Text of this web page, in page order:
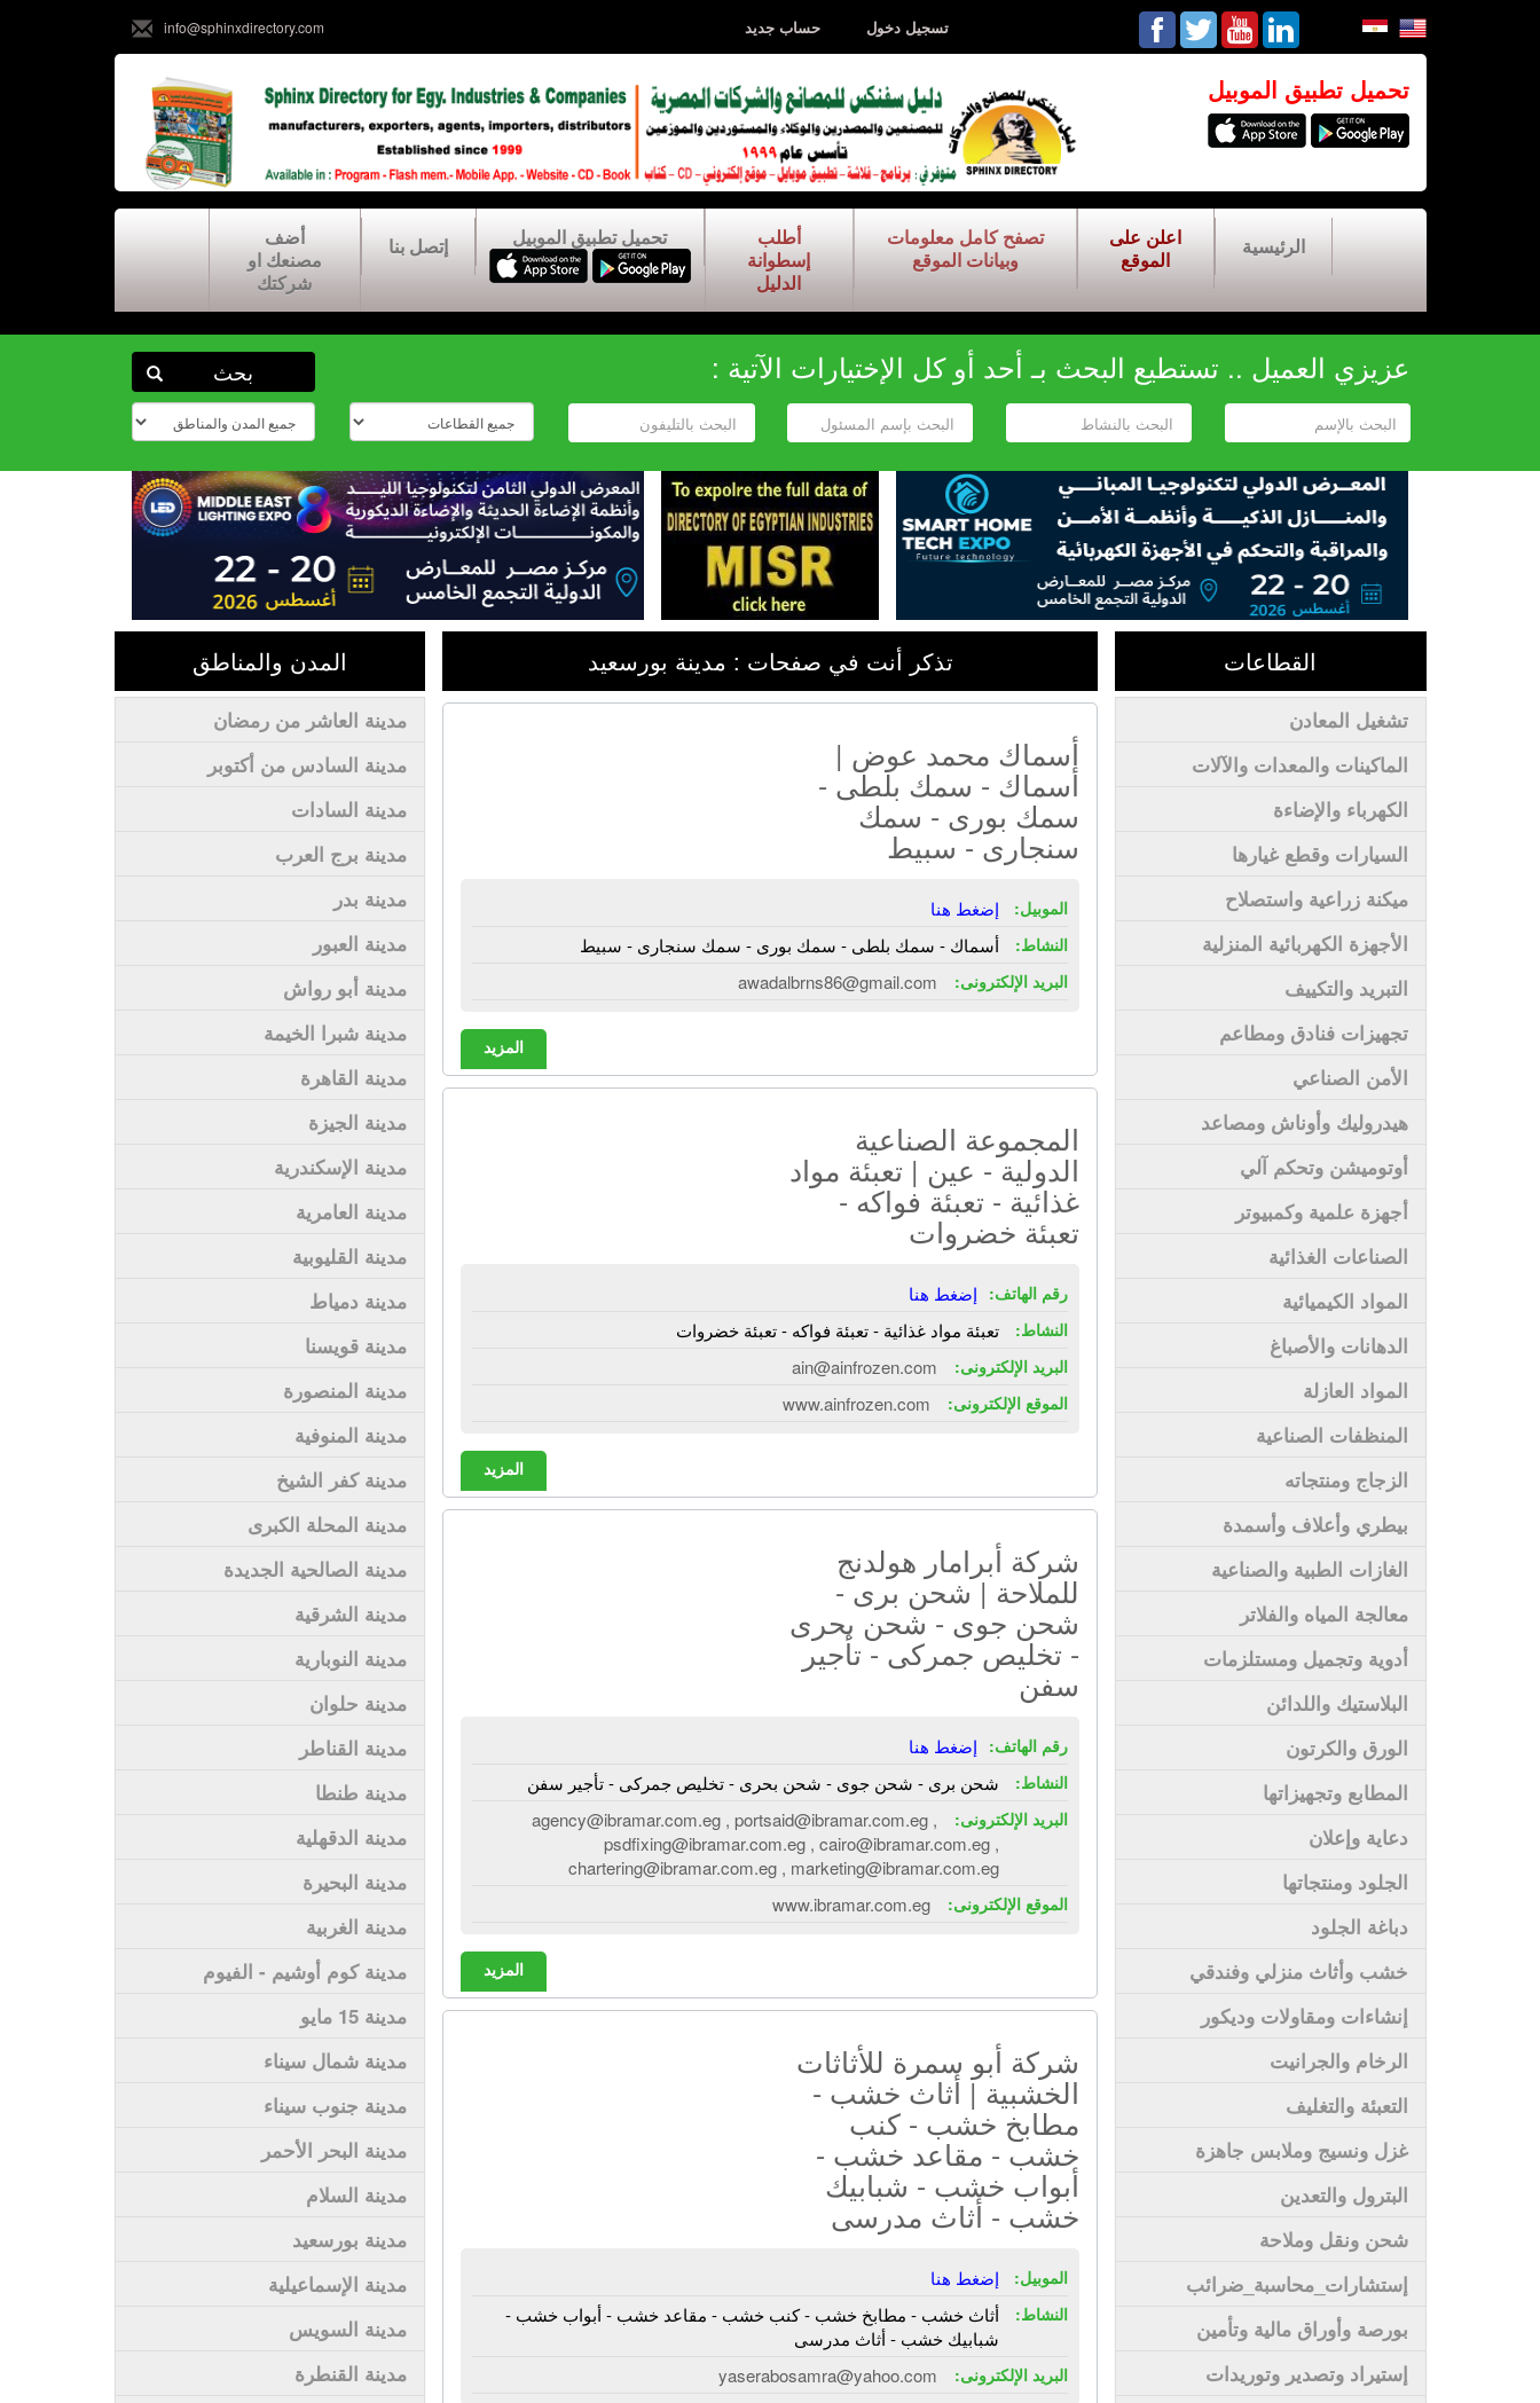
تسجيل دخول حساب جديد info@sphinxdirectory.com
تحميل تطبيق الموبيل
الرئيسية
اعلن على
الموقع
تصفح كامل معلومات
وبيانات الموقع
أطلب
إسطوانة
الدليل
تحميل تطبيق الموبيل إتصل بنا
أضف
مصنعك او
شركتك
عزيزي العميل .. تستطيع البحث بـ أحد أو كل الإختيارات الآتية :
القطاعات
تشغيل المعادن
الماكينات والمعدات والآلات
الكهرباء والإضاءة
السيارات وقطع غيارها
ميكنة زراعية واستصلاح
الأجهزة الكهربائية المنزلية
التبريد والتكييف
تجهيزات فنادق ومطاعم
الأمن الصناعي
هيدروليك وأوناش ومصاعد
أوتوميشن وتحكم آلي
أجهزة علمية وكمبيوتر
الصناعات الغذائية
المواد الكيميائية
الدهانات والأصباغ
المواد العازلة
المنظفات الصناعية
الزجاج ومنتجاته
بيطري وأعلاف وأسمدة
الغازات الطبية والصناعية
معالجة المياه والفلاتر
أدوية وتجميل ومستلزمات
البلاستيك واللدائن
الورق والكرتون
المطابع وتجهيزاتها
دعاية وإعلان
الجلود ومنتجاتها
دباغة الجلود
خشب وأثاث منزلي وفندقي
إنشاءات ومقاولات وديكور
الرخام والجرانيت
التعبئة والتغليف
غزل ونسيج وملابس جاهزة
البترول والتعدين
شحن ونقل وملاحة
إستشارات_محاسبة_ضرائب
بورصة وأوراق مالية وتأمين
إستيراد وتصدير وتوريدات
تذكر أنت في صفحات : مدينة بورسعيد
أسماك محمد عوض |
أسماك - سمك بلطى -
سمك بورى - سمك
سنجارى - سبيط
الموبيل: إضغط هنا
النشاط: أسماك - سمك بلطى - سمك بورى - سمك سنجارى - سبيط
البريد الإلكترونى: awadalbrns86@gmail.com
المزيد
المجموعة الصناعية
الدولية - عين | تعبئة مواد
غذائية - تعبئة فواكه -
تعبئة خضروات
رقم الهاتف: إضغط هنا
النشاط: تعبئة مواد غذائية - تعبئة فواكه - تعبئة خضروات
البريد الإلكترونى: ain@ainfrozen.com
الموقع الإلكترونى: www.ainfrozen.com
المزيد
شركة أبرامار هولدنج
للملاحة | شحن برى -
شحن جوى - شحن بحرى
- تخليص جمركى - تأجير
سفن
رقم الهاتف: إضغط هنا
النشاط: شحن برى - شحن جوى - شحن بحرى - تخليص جمركى - تأجير سفن
البريد الإلكترونى:
agency@ibramar.com.eg , portsaid@ibramar.com.eg ,
psdfixing@ibramar.com.eg , cairo@ibramar.com.eg ,
chartering@ibramar.com.eg , marketing@ibramar.com.eg
الموقع الإلكترونى: www.ibramar.com.eg
المزيد
شركة أبو سمرة للأثاثات
الخشبية | أثاث خشب -
مطابخ خشب - كنب
خشب - مقاعد خشب -
أبواب خشب - شبابيك
خشب - أثاث مدرسى
الموبيل: إضغط هنا
النشاط:
أثاث خشب - مطابخ خشب - كنب خشب - مقاعد خشب - أبواب خشب -
شبابيك خشب - أثاث مدرسى
البريد الإلكترونى: yaserabosamra@yahoo.com
المدن والمناطق
مدينة العاشر من رمضان
مدينة السادس من أكتوبر
مدينة السادات
مدينة برج العرب
مدينة بدر
مدينة العبور
مدينة أبو رواش
مدينة شبرا الخيمة
مدينة القاهرة
مدينة الجيزة
مدينة الإسكندرية
مدينة العامرية
مدينة القليوبية
مدينة دمياط
مدينة قويسنا
مدينة المنصورة
مدينة المنوفية
مدينة كفر الشيخ
مدينة المحلة الكبرى
مدينة الصالحية الجديدة
مدينة الشرقية
مدينة النوبارية
مدينة حلوان
مدينة القناطر
مدينة طنطا
مدينة الدقهلية
مدينة البحيرة
مدينة الغربية
مدينة كوم أوشيم - الفيوم
مدينة 15 مايو
مدينة شمال سيناء
مدينة جنوب سيناء
مدينة البحر الأحمر
مدينة السلام
مدينة بورسعيد
مدينة الإسماعيلية
مدينة السويس
مدينة القنطرة